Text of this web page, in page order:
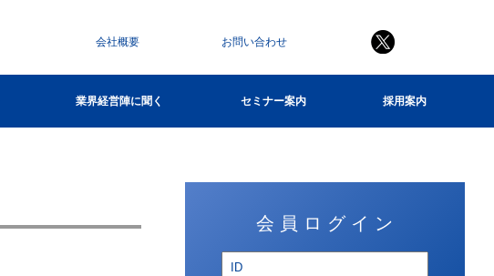
会社概要 お問い合わせ
業界経営陣に聞く セミナー案内 採用案内
会 員 ロ グ イ ン